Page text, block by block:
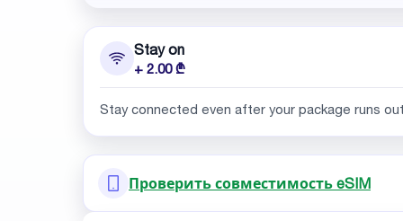
Stay on
+ 2.00 ₾
Stay connected even after your package runs
Проверить совместимость eSIM